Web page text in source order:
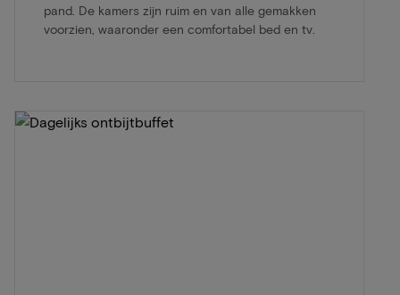
pand. De kamers zijn ruim en van alle gemakken
voorzien, waaronder een comfortabel bed en tv.